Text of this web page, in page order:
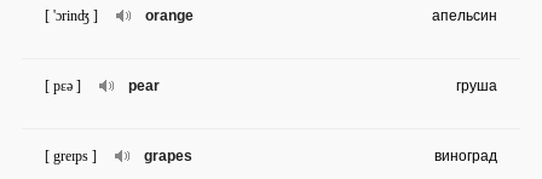
orange
[ 'ɔrinʤ ] апельсин
pear
[ pɛə ] груша
grapes
[ greɪps ] виноград